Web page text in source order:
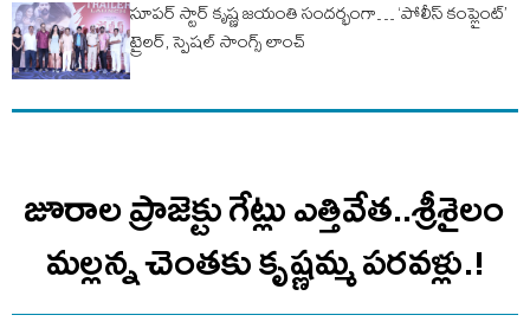
సూపర్ స్టార్ కృష్ణ జయంతి సందర్భంగా… ‘పోలీస్ కంప్లైంట్’
ట్రైలర్, స్పెషల్ సాంగ్స్ లాంచ్
జూరాల ప్రాజెక్టు గేట్లు ఎత్తివేత..శ్రీశైలం
మల్లన్న చెంతకు కృష్ణమ్మ పరవళ్లు.!